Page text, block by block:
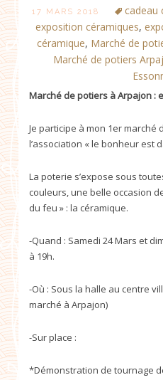
17 MARS 2018 cadeau
exposition céramiques,
céramique, Marché de
Marché de potiers
Marché de potiers à Arpajon :
Je participe à mon 1er marché
l’association « le bonheur est
La poterie s’expose sous
couleurs, une belle occasion
du feu » : la céramique.
-Quand : Samedi 24 Mars et
à 19h.
-Où : Sous la halle au centre
marché à Arpajon)
-Sur place :
*Démonstration de tournage